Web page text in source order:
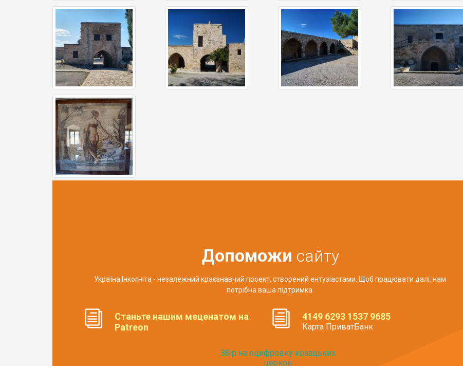
Допоможи сайту
Україна Інкогніта - незалежний краєзнавчий проект, створений ентузіастами. Щоб працювати далі, нам
потрібна ваша підтримка.
Станьте нашим меценатом на
Patreon
4149 6293 1537 9685
Карта ПриватБанк
Збір на оцифровку козацьких
церков